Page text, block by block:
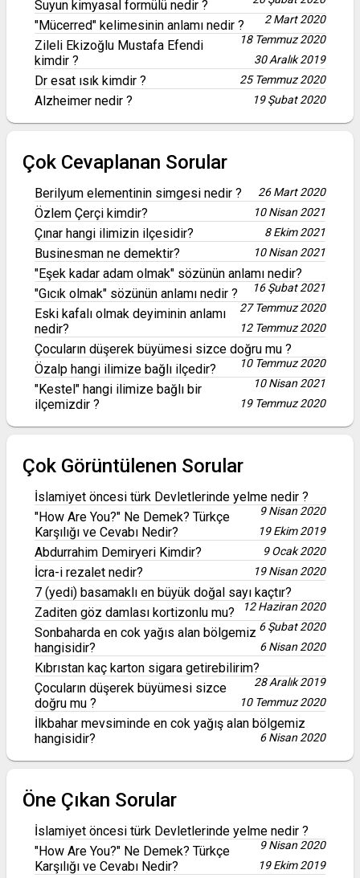
Suyun kimyasal formülü nedir ?
2 Mart 2020
"Mücerred" kelimesinin anlamı nedir ?
18 Temmuz 2020
Zileli Ekizoğlu Mustafa Efendi
kimdir ?
30 Aralık 2019
Dr esat ısık kimdir ? 25 Temmuz 2020
Alzheimer nedir ? 19 Şubat 2020
Çok Cevaplanan Sorular
Berilyum elementinin simgesi nedir ? 26 Mart 2020
Özlem Çerçi kimdir? 10 Nisan 2021
Çınar hangi ilimizin ilçesidir? 8 Ekim 2021
Businesman ne demektir? 10 Nisan 2021
"Eşek kadar adam olmak" sözünün anlamı nedir?
16 Şubat 2021
"Gıcık olmak" sözünün anlamı nedir ?
27 Temmuz 2020
Eski kafalı olmak deyiminin anlamı
nedir?
12 Temmuz 2020
Çocuların düşerek büyümesi sizce doğru mu ?
10 Temmuz 2020
Özalp hangi ilimize bağlı ilçedir?
10 Nisan 2021
"Kestel" hangi ilimize bağlı bir
ilçemizdir ?
19 Temmuz 2020
Çok Görüntülenen Sorular
İslamiyet öncesi türk Devletlerinde yelme nedir ?
9 Nisan 2020
"How Are You?" Ne Demek? Türkçe
Karşılığı ve Cevabı Nedir?
19 Ekim 2019
Abdurrahim Demiryeri Kimdir? 9 Ocak 2020
İcra-i rezalet nedir? 19 Nisan 2020
7 (yedi) basamaklı en büyük doğal sayı kaçtır?
12 Haziran 2020
Zaditen göz damlası kortizonlu mu?
6 Şubat 2020
Sonbaharda en cok yağıs alan bölgemiz
hangisidir?
6 Nisan 2020
Kıbrıstan kaç karton sigara getirebilirim?
28 Aralık 2019
Çocuların düşerek büyümesi sizce
doğru mu ?
10 Temmuz 2020
İlkbahar mevsiminde en cok yağış alan bölgemiz
hangisidir?
6 Nisan 2020
Öne Çıkan Sorular
İslamiyet öncesi türk Devletlerinde yelme nedir ?
9 Nisan 2020
"How Are You?" Ne Demek? Türkçe
Karşılığı ve Cevabı Nedir?
19 Ekim 2019